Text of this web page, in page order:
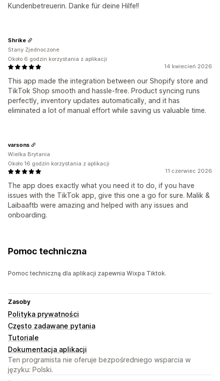
Kundenbetreuerin. Danke für deine Hilfe!!
14 kwiecień 2026
This app made the integration between our Shopify store and
TikTok Shop smooth and hassle-free. Product syncing runs
perfectly, inventory updates automatically, and it has
eliminated a lot of manual effort while saving us valuable time.
Shrike
Stany Zjednoczone
Około 6 godzin korzystania z aplikacji
11 czerwiec 2026
The app does exactly what you need it to do, if you have
issues with the TikTok app, give this one a go for sure. Malik &
Laibaaftb were amazing and helped with any issues and
onboarding.
varsons
Wielka Brytania
Około 16 godzin korzystania z aplikacji
Pomoc techniczna
Pomoc techniczną dla aplikacji zapewnia Wixpa Tiktok.
Zasoby
Polityka prywatności
Często zadawane pytania
Tutoriale
Dokumentacja aplikacji
Ten programista nie oferuje bezpośredniego wsparcia w
języku: Polski.